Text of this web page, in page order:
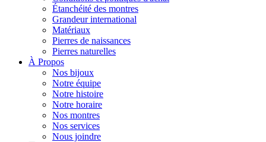
Étanchéité des montres
Grandeur international
Matériaux
Pierres de naissances
Pierres naturelles
À Propos
Nos bijoux
Notre équipe
Notre histoire
Notre horaire
Nos montres
Nos services
Nous joindre